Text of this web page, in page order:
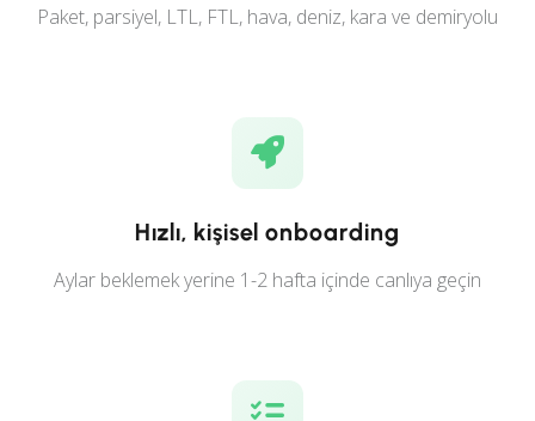
Paket, parsiyel, LTL, FTL, hava, deniz, kara ve demiryolu
Hızlı, kişisel onboarding
Aylar beklemek yerine 1-2 hafta içinde canlıya geçin